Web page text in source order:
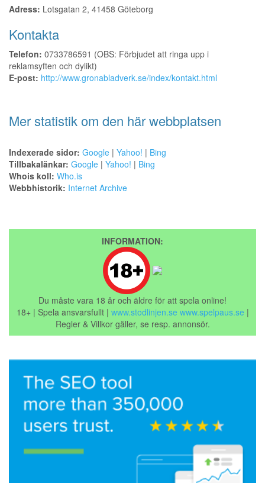
Adress: Lotsgatan 2, 41458 Göteborg
Kontakta
Telefon: 0733786591 (OBS: Förbjudet att ringa upp i
reklamsyften och dylikt)
E-post: http://www.gronabladverk.se/index/kontakt.html
Mer statistik om den här webbplatsen
Indexerade sidor: Google | Yahoo! | Bing
Tillbakalänkar: Google | Yahoo! | Bing
Whois koll: Who.is
Webbhistorik: Internet Archive
INFORMATION:
Du måste vara 18 år och äldre för att spela online!
18+ | Spela ansvarsfullt | www.stodlinjen.se www.spelpaus.se |
Regler & Villkor gäller, se resp. annonsör.